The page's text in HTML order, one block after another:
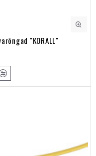
"KORALL"